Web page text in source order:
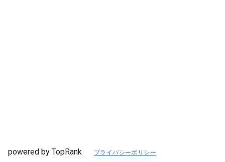
powered by TopRank プライバシーポリシー